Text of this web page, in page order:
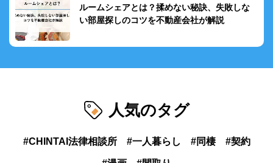
ルームシェアとは？揉めない秘訣、失敗しな
い部屋探しのコツを不動産会社が解説
人気のタグ
CHINTAI法律相談所 一人暮らし 同棲 契約